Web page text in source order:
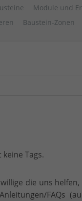
Module und
Baustein-Zonen
Tags.
die uns
FAQs